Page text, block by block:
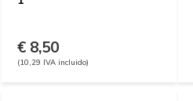
€ 8,50
(10,29 IVA incluido)